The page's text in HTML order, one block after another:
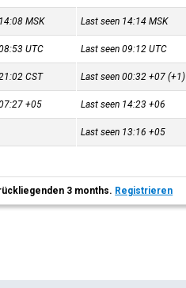
MSK Last seen 14:14MSK
UTC Last seen 09:12UTC
CST Last seen 00:32+07 (+1)
+05 Last seen 14:23+06
Last seen 13:16+05
3 months. Registrieren